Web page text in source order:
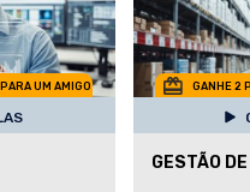
UM AMIGO GANHE 2
GESTÃO